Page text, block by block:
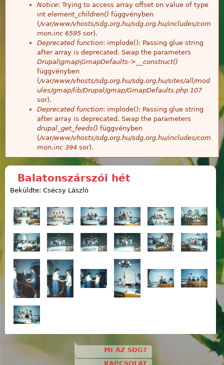
Notice: Trying to access array offset on value of type
int element_children() függvényben
(/var/www/vhosts/sdg.org.hu/sdg.org.hu/includes/com
mon.inc 6595 sor).
Deprecated function: implode(): Passing glue string
after array is deprecated. Swap the parameters
Drupal\gmap\GmapDefaults->__construct()
függvényben
(/var/www/vhosts/sdg.org.hu/sdg.org.hu/sites/all/mod
ules/gmap/lib/Drupal/gmap/GmapDefaults.php 107
sor).
Deprecated function: implode(): Passing glue string
after array is deprecated. Swap the parameters
drupal_get_feeds() függvényben
(/var/www/vhosts/sdg.org.hu/sdg.org.hu/includes/com
mon.inc 394 sor).
Balatonszárszói hét
Beküldte: Csécsy László
MI AZ SDG?
KAPCSOLAT